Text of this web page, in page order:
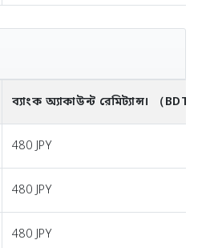
ব্যাংক অ্যাকাউন্ট রেমিট্যান্স। （BDT
480 JPY
480 JPY
480 JPY